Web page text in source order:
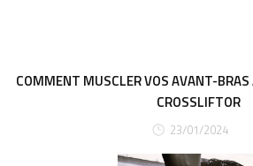
COMMENT MUSCLER VOS AVANT-BRAS
CROSSLIFTOR
23/01/2024